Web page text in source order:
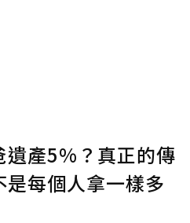
遺產5%？真正的傳
每個人拿一樣多